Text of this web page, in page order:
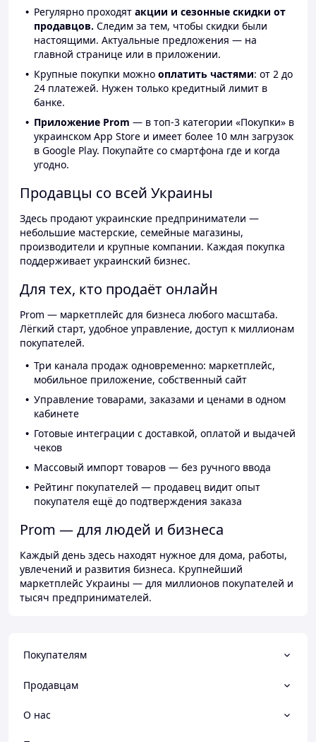
Регулярно проходят акции и сезонные скидки от
продавцов. Следим за тем, чтобы скидки были
настоящими. Актуальные предложения — на
главной странице или в приложении.
Крупные покупки можно оплатить частями: от 2 до
24 платежей. Нужен только кредитный лимит в
банке.
Приложение Prom — в топ-3 категории «Покупки» в
украинском App Store и имеет более 10 млн загрузок
в Google Play. Покупайте со смартфона где и когда
угодно.
Продавцы со всей Украины
Здесь продают украинские предприниматели —
небольшие мастерские, семейные магазины,
производители и крупные компании. Каждая покупка
поддерживает украинский бизнес.
Для тех, кто продаёт онлайн
Prom — маркетплейс для бизнеса любого масштаба.
Лёгкий старт, удобное управление, доступ к миллионам
покупателей.
Три канала продаж одновременно: маркетплейс,
мобильное приложение, собственный сайт
Управление товарами, заказами и ценами в одном
кабинете
Готовые интеграции с доставкой, оплатой и выдачей
чеков
Массовый импорт товаров — без ручного ввода
Рейтинг покупателей — продавец видит опыт
покупателя ещё до подтверждения заказа
Prom — для людей и бизнеса
Каждый день здесь находят нужное для дома, работы,
увлечений и развития бизнеса. Крупнейший
маркетплейс Украины — для миллионов покупателей и
тысяч предпринимателей.
Покупателям
Продавцам
О нас